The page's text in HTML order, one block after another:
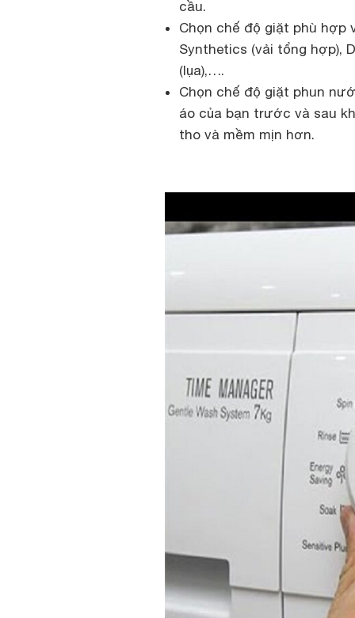
cầu.
Chọn chế độ giặt phù hợp
Synthetics (vải tổng hợp),
(lụa),….
Chọn chế độ giặt phun
áo của bạn trước và sau
tho và mềm mịn hơn.